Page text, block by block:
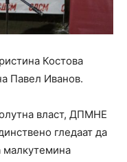
Костова
Павел Иванов.
власт, ДПМНЕ
гледаат да
малкутемина